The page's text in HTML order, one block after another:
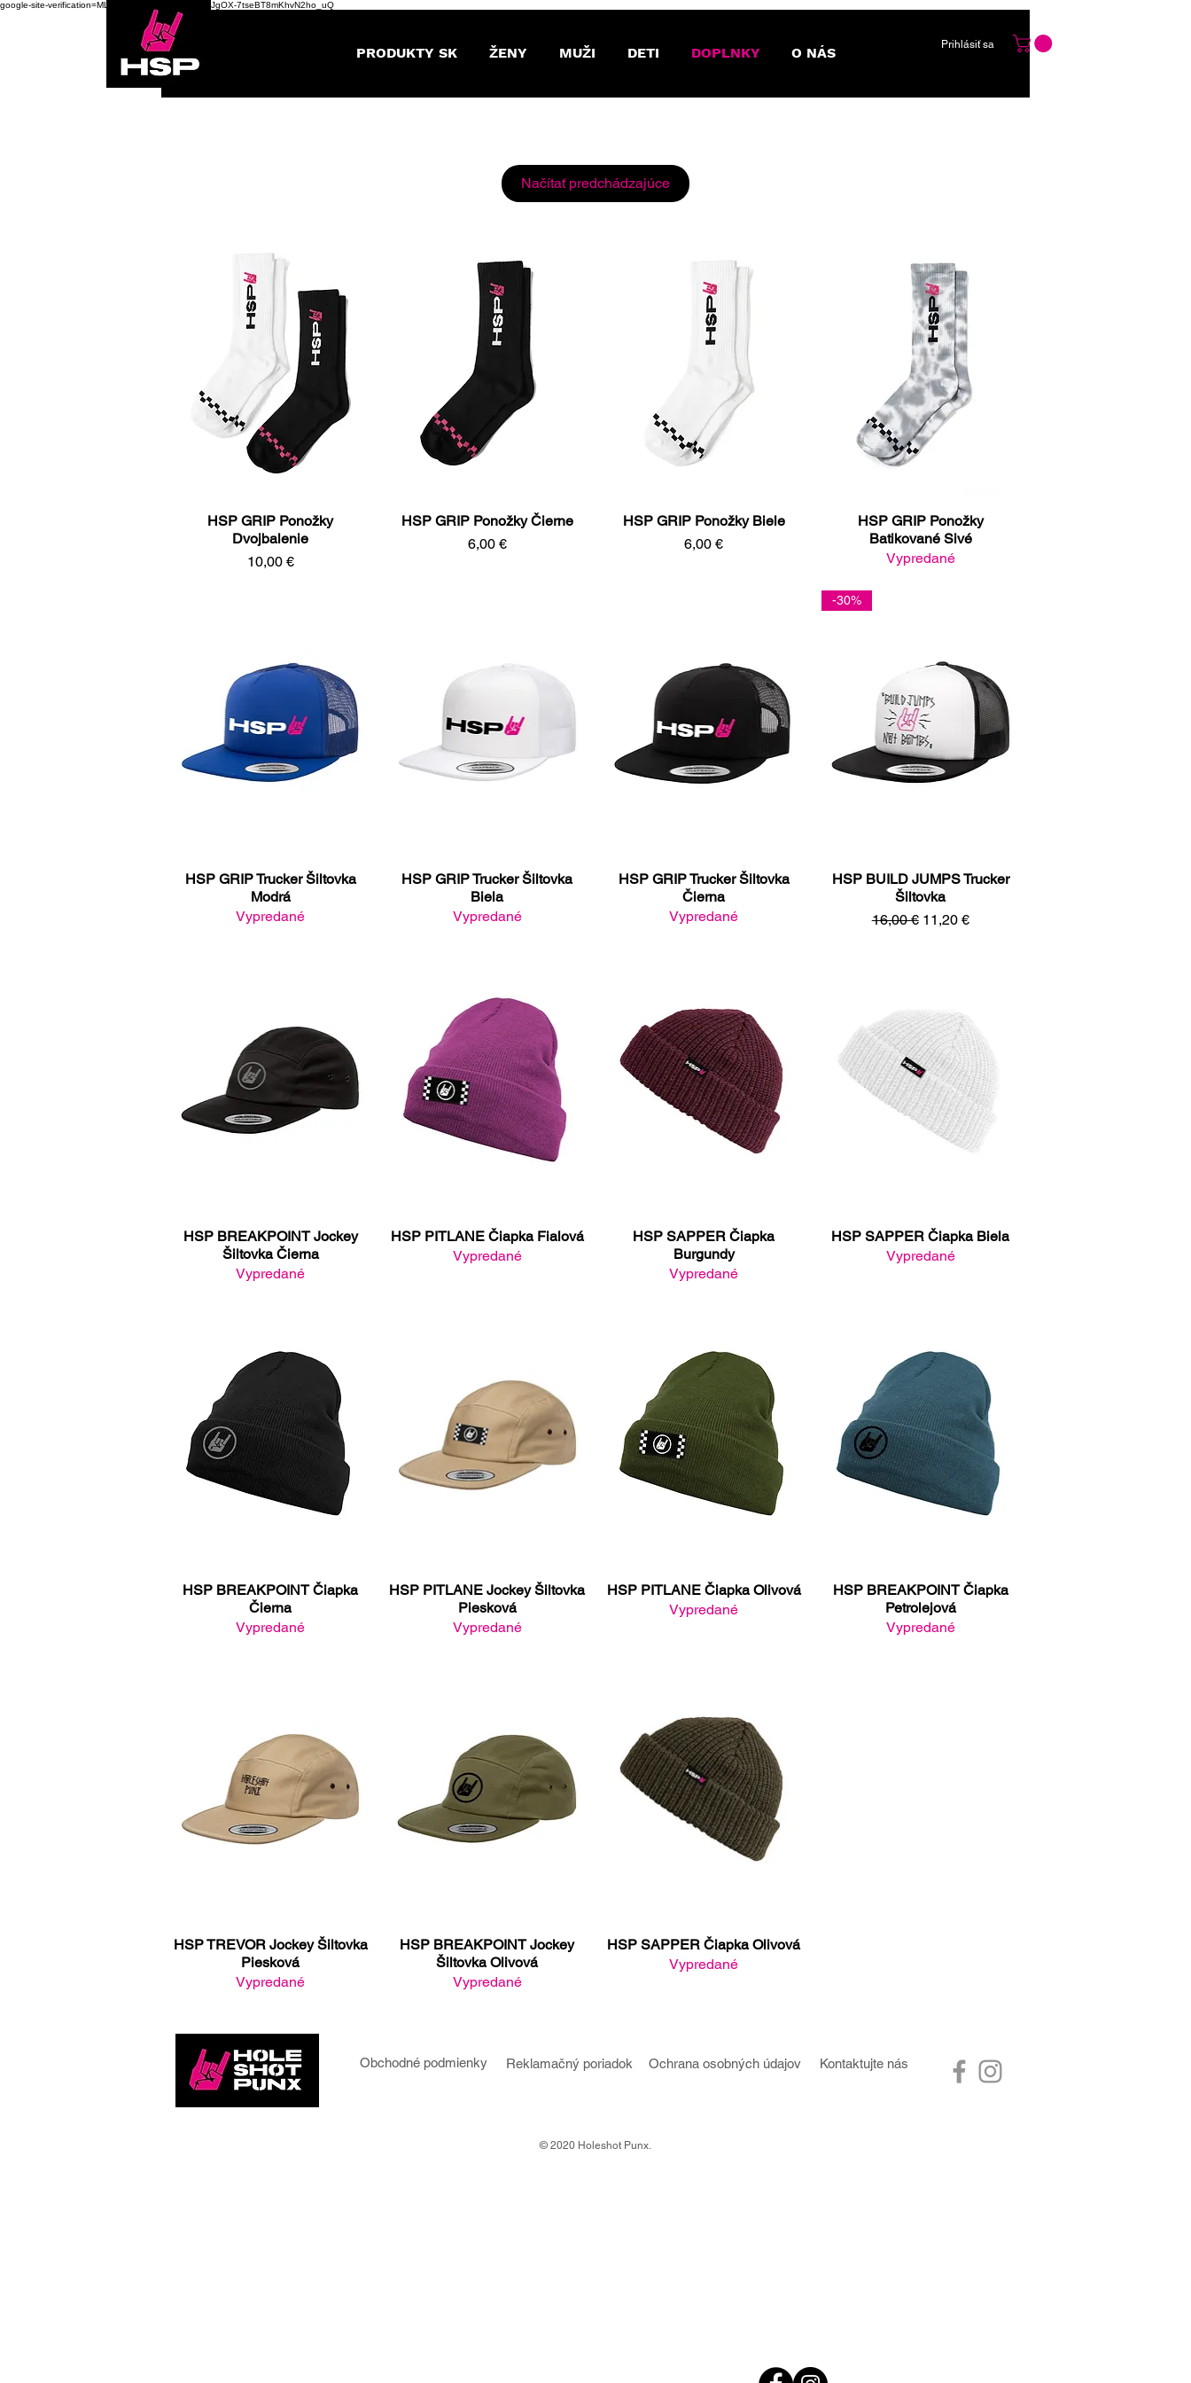
google-site-verification=ML0fWWivSzQBGs8gOHbGJgOX-7tseBT8mKhvN2ho_uQ
Prihlásiť sa
PRODUKTY SK ŽENY MUŽI DETI DOPLNKY O NÁS
Načítať predchádzajúce
Rýchle zobrazenie
HSP GRIP Ponožky
Dvojbalenie
Cena
10,00 €
Rýchle zobrazenie
HSP GRIP Ponožky Čierne
Cena
6,00 €
Rýchle zobrazenie
HSP GRIP Ponožky Biele
Cena
6,00 €
Rýchle zobrazenie
HSP GRIP Ponožky
Batikované Sivé
Vypredané
Rýchle zobrazenie
HSP GRIP Trucker Šiltovka
Modrá
Vypredané
Rýchle zobrazenie
HSP GRIP Trucker Šiltovka
Biela
Vypredané
Rýchle zobrazenie
HSP GRIP Trucker Šiltovka
Čierna
Vypredané
Rýchle zobrazenie
-30%
HSP BUILD JUMPS Trucker
Šiltovka
Normálna cena
16,00 € Zľavnená cena
11,20 €
Rýchle zobrazenie
HSP BREAKPOINT Jockey
Šiltovka Čierna
Vypredané
Rýchle zobrazenie
HSP PITLANE Čiapka Fialová
Vypredané
Rýchle zobrazenie
HSP SAPPER Čiapka
Burgundy
Vypredané
Rýchle zobrazenie
HSP SAPPER Čiapka Biela
Vypredané
Rýchle zobrazenie
HSP BREAKPOINT Čiapka
Čierna
Vypredané
Rýchle zobrazenie
HSP PITLANE Jockey Šiltovka
Piesková
Vypredané
Rýchle zobrazenie
HSP PITLANE Čiapka Olivová
Vypredané
Rýchle zobrazenie
HSP BREAKPOINT Čiapka
Petrolejová
Vypredané
Rýchle zobrazenie
HSP TREVOR Jockey Šiltovka
Piesková
Vypredané
Rýchle zobrazenie
HSP BREAKPOINT Jockey
Šiltovka Olivová
Vypredané
Rýchle zobrazenie
HSP SAPPER Čiapka Olivová
Vypredané
Obchodné podmienky Reklamačný poriadok Ochrana osobných údajov Kontaktujte nás
© 2020 Holeshot Punx.